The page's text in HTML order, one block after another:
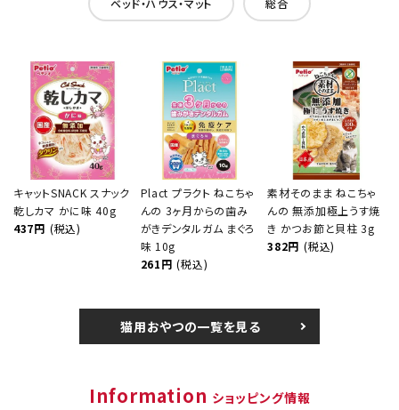
ベッド・ハウス・マット 総合
キャットSNACK スナック
乾しカマ かに味 40g
437円 (税込)
Plact プラクト ねこちゃ
んの 3ヶ月からの歯み
がきデンタルガム まぐろ
味 10g
261円 (税込)
素材そのまま ねこちゃ
んの 無添加極上うす焼
き かつお節と貝柱 3g
382円 (税込)
猫用おやつの一覧を見る
Information ショッピング情報